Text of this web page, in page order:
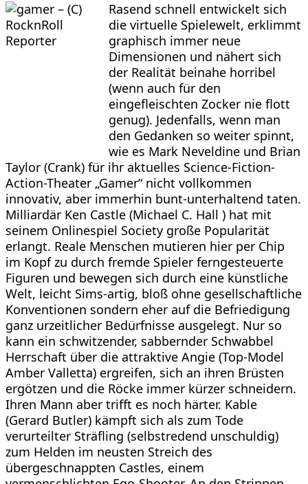
Rasend schnell entwickelt sich
die virtuelle Spielewelt, erklimmt
graphisch immer neue
Dimensionen und nähert sich
der Realität beinahe horribel
(wenn auch für den
eingefleischten Zocker nie flott
genug). Jedenfalls, wenn man
den Gedanken so weiter spinnt,
wie es Mark Neveldine und Brian
Taylor (Crank) für ihr aktuelles Science-Fiction-
Action-Theater „Gamer“ nicht vollkommen
innovativ, aber immerhin bunt-unterhaltend taten.
Milliardär Ken Castle (Michael C. Hall ) hat mit
seinem Onlinespiel Society große Popularität
erlangt. Reale Menschen mutieren hier per Chip
im Kopf zu durch fremde Spieler ferngesteuerte
Figuren und bewegen sich durch eine künstliche
Welt, leicht Sims-artig, bloß ohne gesellschaftliche
Konventionen sondern eher auf die Befriedigung
ganz urzeitlicher Bedürfnisse ausgelegt. Nur so
kann ein schwitzender, sabbernder Schwabbel
Herrschaft über die attraktive Angie (Top-Model
Amber Valletta) ergreifen, sich an ihren Brüsten
ergötzen und die Röcke immer kürzer schneidern.
Ihren Mann aber trifft es noch härter. Kable
(Gerard Butler) kämpft sich als zum Tode
verurteilter Sträfling (selbstredend unschuldig)
zum Helden im neusten Streich des
übergeschnappten Castles, einem